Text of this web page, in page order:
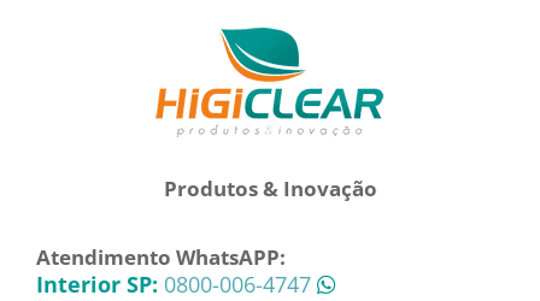
Produtos & Inovação
Atendimento WhatsAPP:
Interior SP: 0800-006-4747